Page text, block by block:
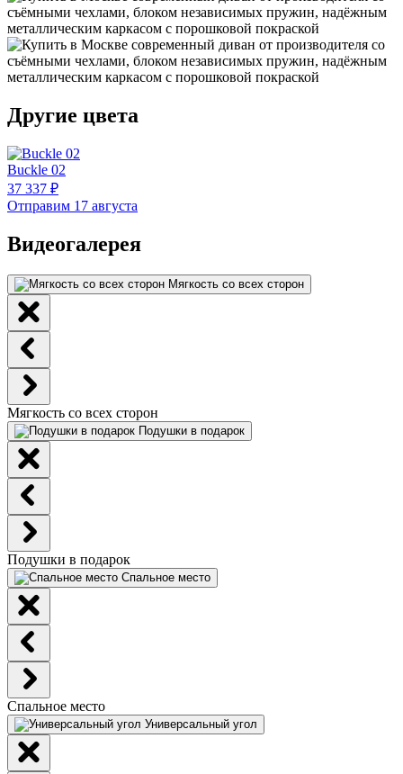
Другие цвета
Buckle 02
37 337 ₽
Отправим 17 августа
Видеогалерея
Мягкость со всех сторон
Мягкость со всех сторон
Подушки в подарок
Подушки в подарок
Спальное место
Спальное место
Универсальный угол